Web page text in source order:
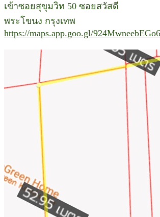
เข้าซอยสุขุมวิท 50 ซอยสวัสดี
พระโขนง กรุงเทพ
https://maps.app.goo.gl/